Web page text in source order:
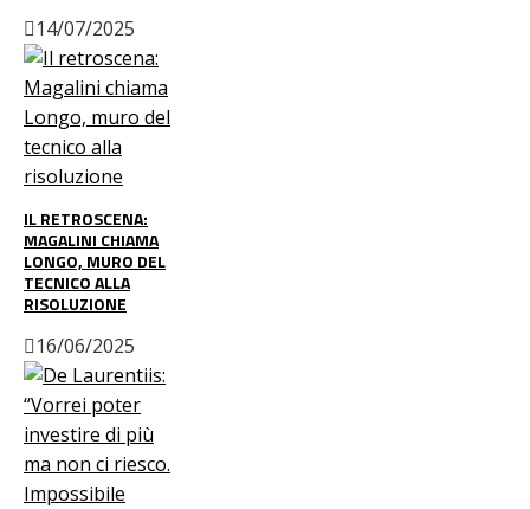
14/07/2025
IL RETROSCENA:
MAGALINI CHIAMA
LONGO, MURO DEL
TECNICO ALLA
RISOLUZIONE
16/06/2025